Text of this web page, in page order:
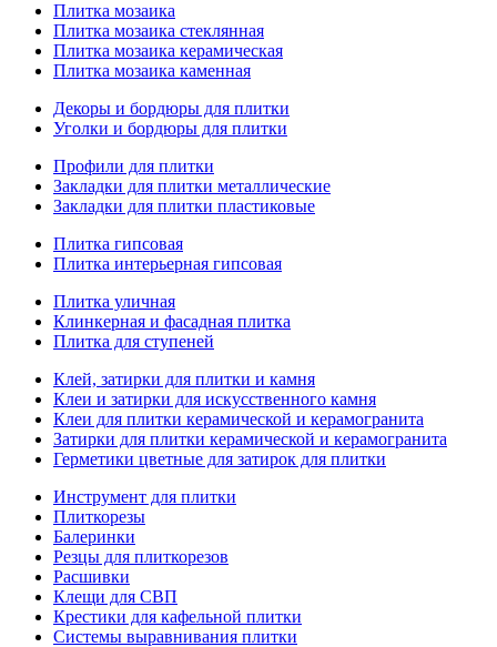
Плитка мозаика
Плитка мозаика стеклянная
Плитка мозаика керамическая
Плитка мозаика каменная
Декоры и бордюры для плитки
Уголки и бордюры для плитки
Профили для плитки
Закладки для плитки металлические
Закладки для плитки пластиковые
Плитка гипсовая
Плитка интерьерная гипсовая
Плитка уличная
Клинкерная и фасадная плитка
Плитка для ступеней
Клей, затирки для плитки и камня
Клеи и затирки для искусственного камня
Клеи для плитки керамической и керамогранита
Затирки для плитки керамической и керамогранита
Герметики цветные для затирок для плитки
Инструмент для плитки
Плиткорезы
Балеринки
Резцы для плиткорезов
Расшивки
Клещи для СВП
Крестики для кафельной плитки
Системы выравнивания плитки